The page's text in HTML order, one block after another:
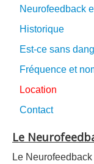
Neurofeedback
Historique
Est-ce sans
Fréquence et
Location
Contact
Le
Le